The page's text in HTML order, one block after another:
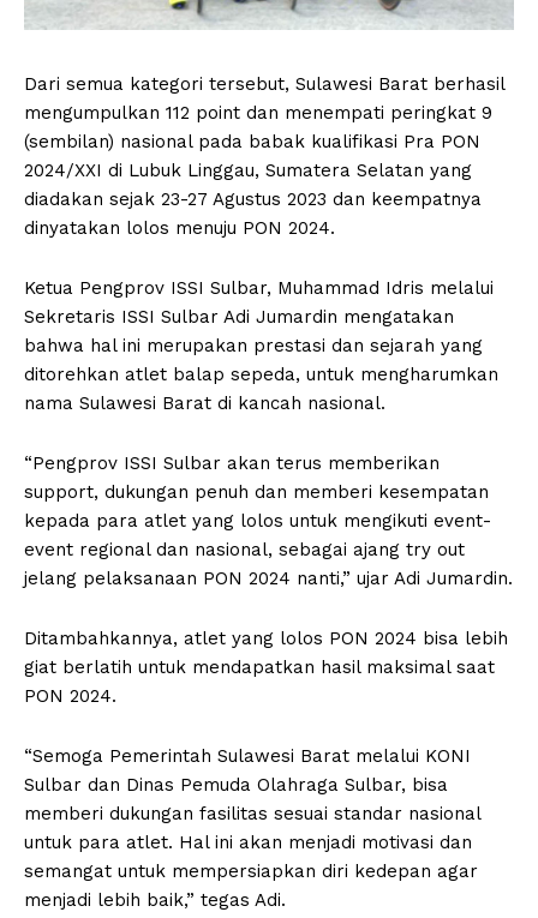
Dari semua kategori tersebut, Sulawesi Barat berhasil
mengumpulkan 112 point dan menempati peringkat 9
(sembilan) nasional pada babak kualifikasi Pra PON
2024/XXI di Lubuk Linggau, Sumatera Selatan yang
diadakan sejak 23-27 Agustus 2023 dan keempatnya
dinyatakan lolos menuju PON 2024.
Ketua Pengprov ISSI Sulbar, Muhammad Idris melalui
Sekretaris ISSI Sulbar Adi Jumardin mengatakan
bahwa hal ini merupakan prestasi dan sejarah yang
ditorehkan atlet balap sepeda, untuk mengharumkan
nama Sulawesi Barat di kancah nasional.
“Pengprov ISSI Sulbar akan terus memberikan
support, dukungan penuh dan memberi kesempatan
kepada para atlet yang lolos untuk mengikuti event-
event regional dan nasional, sebagai ajang try out
jelang pelaksanaan PON 2024 nanti,” ujar Adi Jumardin.
Ditambahkannya, atlet yang lolos PON 2024 bisa lebih
giat berlatih untuk mendapatkan hasil maksimal saat
PON 2024.
“Semoga Pemerintah Sulawesi Barat melalui KONI
Sulbar dan Dinas Pemuda Olahraga Sulbar, bisa
memberi dukungan fasilitas sesuai standar nasional
untuk para atlet. Hal ini akan menjadi motivasi dan
semangat untuk mempersiapkan diri kedepan agar
menjadi lebih baik,” tegas Adi.